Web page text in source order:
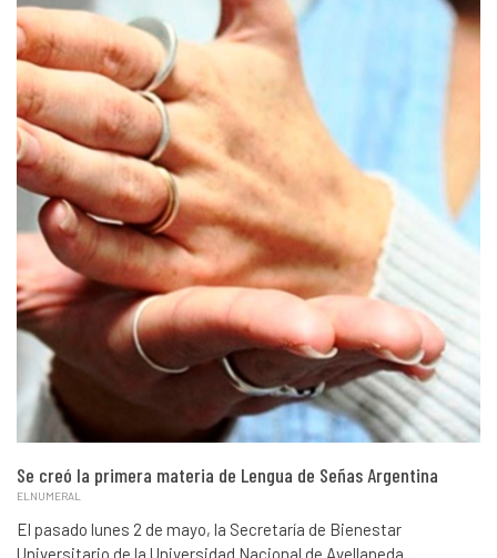
Se creó la primera materia de Lengua de Señas Argentina
ELNUMERAL
El pasado lunes 2 de mayo, la Secretaría de Bienestar
Universitario de la Universidad Nacional de Avellaneda…